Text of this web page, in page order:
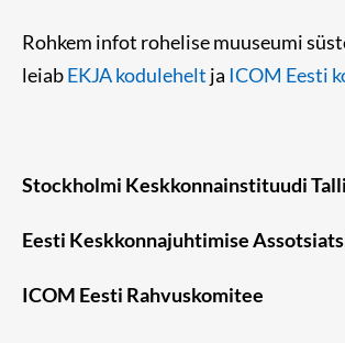
Rohkem infot rohelise muuseumi
leiabEKJA kodulehelt ja ICOM Eesti
Stockholmi Keskkonnainstituudi
Eesti Keskkonnajuhtimise
ICOM Eesti Rahvuskomitee